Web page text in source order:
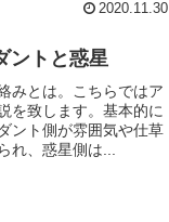
2020.11.30
ントと惑星
みとは。こちらではア
を致します。基本的に
ント側が雰囲気や仕草
れ、惑星側は...